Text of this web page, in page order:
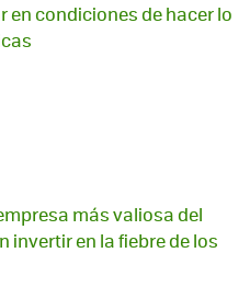
en condiciones de hacer lo
más valiosa del
invertir en la fiebre de los